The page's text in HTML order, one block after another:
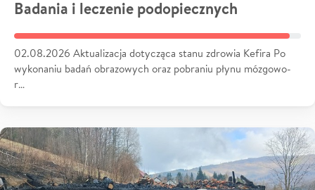
Badania i leczenie podopiecznych
02.08.2026 Aktualizacja dotycząca stanu zdrowia Kefira Po
wykonaniu badań obrazowych oraz pobraniu płynu mózgowo-
r…